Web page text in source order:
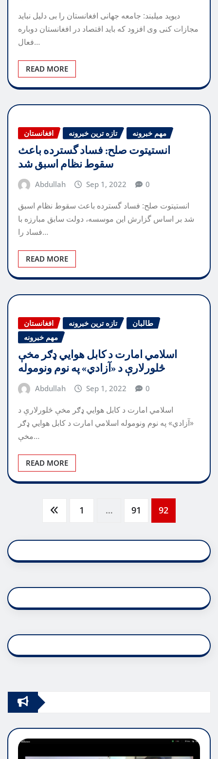
دیوید میلبند: جامعه جهانی افغانستان را بی دلیل نباید
مجازات کنی وی افزود که باید اقتصاد در افغانستان دوباره
فعال…
READ MORE
افغانستان تازه ترین خبرونه مهم خبرونه
انستیتوت صلح: فساد گسترده باعث
Abdullah Sep 1, 2022 0
انستیتوت صلح: فساد گسترده باعث سقوط نظام اسبق
شد بر اساس گزارش این موسسه، دولت سابق مبارزه با
فساد را…
READ MORE
افغانستان تازه ترین خبرونه
طالبان
مهم خبرونه
اسلامي امارت د کابل هوايي ډګر مخې
څلورلارې د «آزادي» په نوم ونوموله
Abdullah Sep 1, 2022 0
اسلامي امارت د کابل هوايي ډګر مخې څلورلارې د
«آزادي» په نوم ونوموله اسلامي امارت د کابل هوايي ډګر
مخې…
READ MORE
pagination
1 … 91 92